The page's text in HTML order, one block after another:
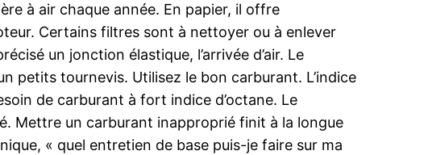
à air chaque année. En papier, il offre
Certains filtres sont à nettoyer ou à enlever
un jonction élastique, l’arrivée d’air. Le
petits tournevis. Utilisez le bon carburant. L’indice
de carburant à fort indice d’octane. Le
Mettre un carburant inapproprié finit à la longue
« quel entretien de base puis-je faire sur ma